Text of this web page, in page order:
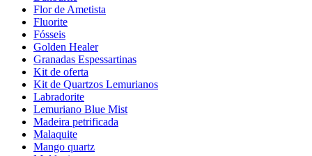
Flor de Ametista
Fluorite
Fósseis
Golden Healer
Granadas Espessartinas
Kit de oferta
Kit de Quartzos Lemurianos
Labradorite
Lemuriano Blue Mist
Madeira petrificada
Malaquite
Mango quartz